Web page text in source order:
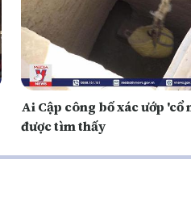
Ai Cập công bố xác ướp 'cổ
được tìm thấy